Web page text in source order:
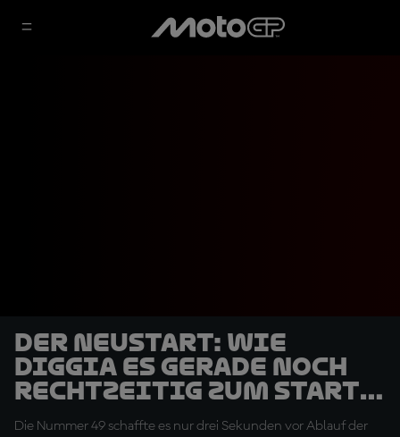
DER Neustart: Wie
Diggia es gerade noch
rechtzeitig zum Start
schaffte – und gewann
Die Nummer 49 schaffte es nur drei Sekunden vor Ablauf der